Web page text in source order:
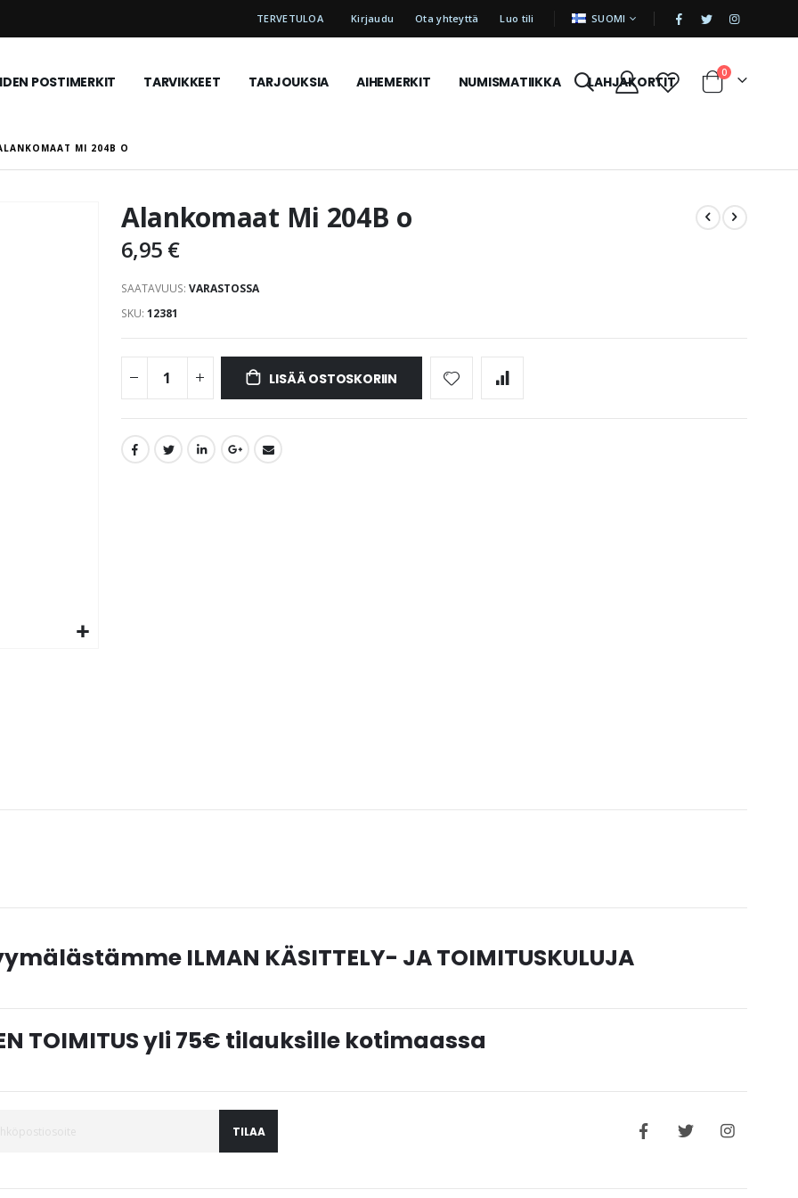
TERVETULOA Kirjaudu Ota yhteyttä Luo tili KIELI SUOMI |
POSTIMERKIT TARVIKKEET TARJOUKSIA AIHEMERKIT NUMISMATIIKKA LAHJAKORTIT Cart
0tuotetta
MI 204B O
Alankomaat Mi 204B o
6,95 €
SAATAVUUS: VARASTOSSA
SKU 12381
LISÄÄ OSTOSKORIIN
ILMAN KÄSITTELY- JA TOIMITUSKULUJA
TOIMITUS yli 75€ tilauksille kotimaassa
TILAA